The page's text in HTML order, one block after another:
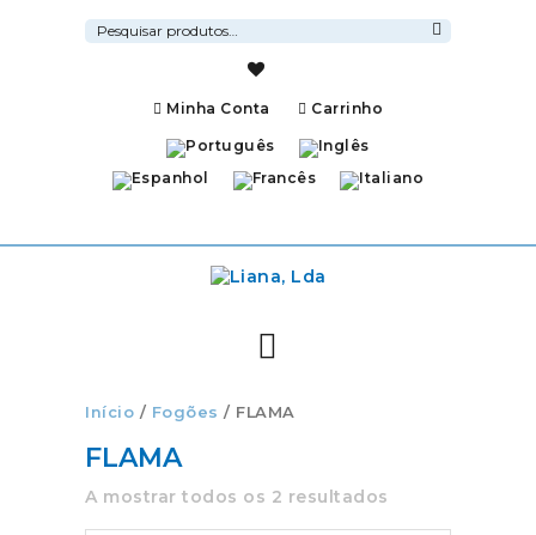
Pesquisar
por:
Minha Conta Carrinho
Início / Fogões / FLAMA
FLAMA
A mostrar todos os 2 resultados